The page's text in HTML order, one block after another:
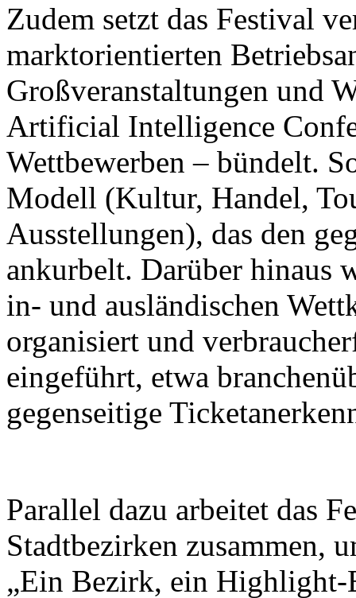
Zudem setzt das Festival
marktorientierten
Großveranstaltungen und
Artificial Intelligence
Wettbewerben – bündelt.
Modell (Kultur, Handel,
Ausstellungen), das den
ankurbelt. Darüber hinaus
in- und ausländischen
organisiert und
eingeführt, etwa
gegenseitige
Parallel dazu arbeitet das
Stadtbezirken zusammen,
„Ein Bezirk, ein Highlight-